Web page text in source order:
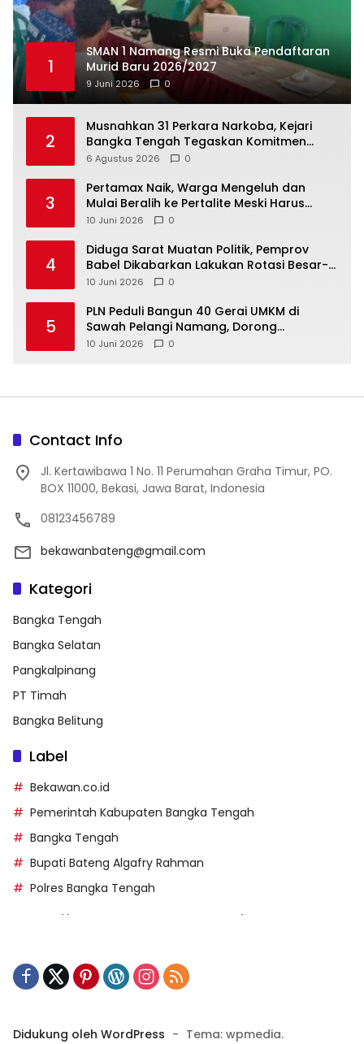
1
SMAN 1 Namang Resmi Buka Pendaftaran
Murid Baru 2026/2027
9 Juni 2026 0
2
Musnahkan 31 Perkara Narkoba, Kejari
Bangka Tengah Tegaskan Komitmen
Berantas Kejahatan Hingga Tuntas
6 Agustus 2026 0
3
‎Pertamax Naik, Warga Mengeluh dan
Mulai Beralih ke Pertalite Meski Harus
10 Juni 2026 0
4
‎Diduga Sarat Muatan Politik, Pemprov
Babel Dikabarkan Lakukan Rotasi Besar-
10 Juni 2026 0
5
‎PLN Peduli Bangun 40 Gerai UMKM di
Sawah Pelangi Namang, Dorong
10 Juni 2026 0
Contact Info
Jl. Kertawibawa 1 No. 11 Perumahan Graha Timur, PO.
BOX 11000, Bekasi, Jawa Barat, Indonesia
08123456789
bekawanbateng@gmail.com
Kategori
Bangka Tengah
Bangka Selatan
Pangkalpinang
PT Timah
Bangka Belitung
Label
Bekawan.co.id
Pemerintah Kabupaten Bangka Tengah
Bangka Tengah
Bupati Bateng Algafry Rahman
Polres Bangka Tengah
https://kecsitim.sitarokab.go.id/
Didukung oleh WordPress - Tema: wpmedia.